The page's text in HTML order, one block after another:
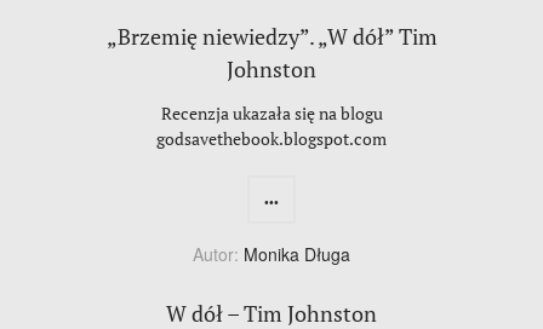
„Brzemię niewiedzy”. „W dół” Tim
Johnston
Recenzja ukazała się na blogu
godsavethebook.blogspot.com
...
Autor: Monika Długa
W dół – Tim Johnston